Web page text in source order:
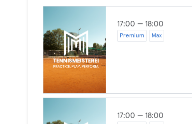
17:00 — 18:00
Premium Max
17:00 — 18:00